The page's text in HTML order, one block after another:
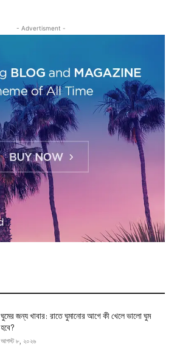
- Advertisment -
ঘুমের জন্য খাবার: রাতে ঘুমানোর আগে কী খেলে ভালো ঘুম
হবে?
আগস্ট ৮, ২০২৬